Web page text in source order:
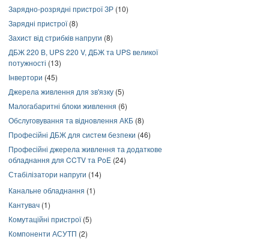
Зарядно-розрядні пристрої ЗР (10)
Зарядні пристрої(8)
Захист від стрибків напруги (8)
ДБЖ 220 В, UPS 220 V, ДБЖ та UPS великої
потужності (13)
Інвертори (45)
Джерела живлення для зв'язку (5)
Малогабаритні блоки живлення (6)
Обслуговування та відновлення АКБ (8)
Професійні ДБЖ для систем безпеки (46)
Професійні джерела живлення та додаткове
обладнання для CCTV та PoE (24)
Стабілізатори напруги (14)
Канальне обладнання (1)
Кантувач (1)
Комутаційні пристрої(5)
Компоненти АСУТП (2)